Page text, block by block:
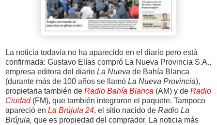
La noticia todavía no ha aparecido en el diario pero está
confirmada: Gustavo Elías compró La Nueva Provincia S.A.,
empresa editora del diario La Nueva de Bahía Blanca
(durante más de 100 años se llamó La Nueva Provincia),
propietaria también de Radio Bahía Blanca (AM) y de Radio
Ciudad(FM), que también integraron el paquete. Tampoco
apareció en La Brújula 24, el sitio nacido de Radio La
Brújula, que es propiedad del comprador. La noticia más